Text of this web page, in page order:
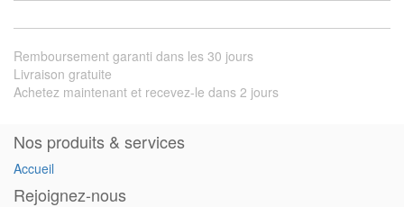
Remboursement garanti dans les 30 jours
Livraison gratuite
Achetez maintenant et recevez-le dans 2 jours
Nos produits & services
Accueil
Rejoignez-nous